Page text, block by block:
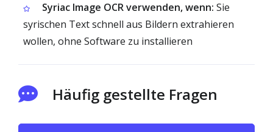
Syriac Image OCR verwenden, wenn: Sie
syrischen Text schnell aus Bildern extrahieren
wollen, ohne Software zu installieren
Häufig gestellte Fragen